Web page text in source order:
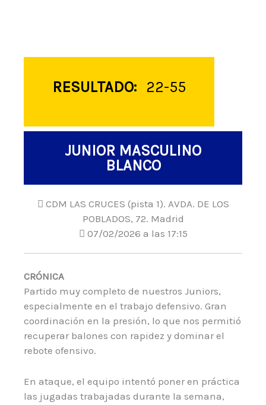
RESULTADO: 22-55
JUNIOR MASCULINO
BLANCO
CDM LAS CRUCES (pista 1). AVDA. DE LOS
POBLADOS, 72. Madrid
07/02/2026 a las 17:15
CRÓNICA
Partido muy completo de nuestros Juniors,
especialmente en el trabajo defensivo. Gran
coordinación en la presión, lo que nos permitió
recuperar balones con rapidez y dominar el
rebote ofensivo.
En ataque, el equipo intentó poner en práctica
las jugadas trabajadas durante la semana,